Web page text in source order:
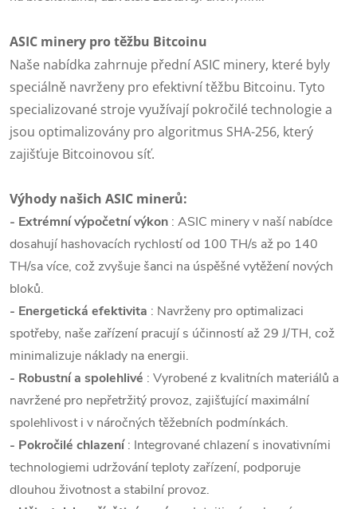
ASIC minery pro těžbu Bitcoinu
Naše nabídka zahrnuje přední ASIC minery, které byly
speciálně navrženy pro efektivní těžbu Bitcoinu. Tyto
specializované stroje využívají pokročilé technologie a
jsou optimalizovány pro algoritmus SHA-256, který
zajišťuje Bitcoinovou síť.
Výhody našich ASIC minerů:
- Extrémní výpočetní výkon : ASIC minery v naší nabídce
dosahují hashovacích rychlostí od 100 TH/s až po 140
TH/sa více, což zvyšuje šanci na úspěšné vytěžení nových
bloků.
- Energetická efektivita : Navrženy pro optimalizaci
spotřeby, naše zařízení pracují s účinností až 29 J/TH, což
minimalizuje náklady na energii.
- Robustní a spolehlivé : Vyrobené z kvalitních materiálů a
navržené pro nepřetržitý provoz, zajišťující maximální
spolehlivost i v náročných těžebních podmínkách.
- Pokročilé chlazení : Integrované chlazení s inovativními
technologiemi udržování teploty zařízení, podporuje
dlouhou životnost a stabilní provoz.